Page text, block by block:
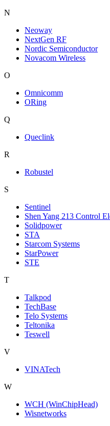
N
Neoway
NextGen RF
Nordic Semiconductor
Novacom Wireless
O
Omnicomm
ORing
Q
Queclink
R
Robustel
S
Sentinel
Shen Yang 213 Control
Solidpower
STA
Starcom Systems
StarPower
STE
T
Talkpod
TechBase
Telo Systems
Teltonika
Teswell
V
VINATech
W
WCH (WinChipHead)
Wisnetworks